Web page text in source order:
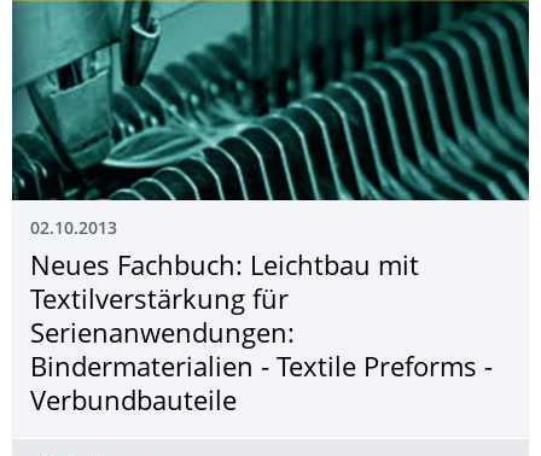
02.10.2013
Neues Fachbuch: Leichtbau mit
Textilverstärkung für
Serienanwendungen:
Bindermaterialien - Textile Preforms -
Verbundbauteile